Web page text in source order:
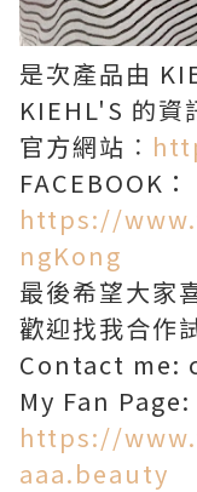
是次產品由
KIEHL'S 的資
官方網站︰
FACEBOOK：
https://
ngKong
最後希望大家
歡迎找我合作
Contact me:
My Fan Page:
https://
aaa.beauty